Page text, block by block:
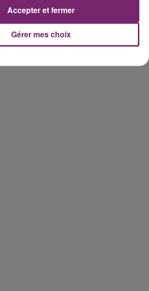
158 pompiers de la région sont
partis hier soir pour la Gironde
Gérer mes choix
Accepter et fermer